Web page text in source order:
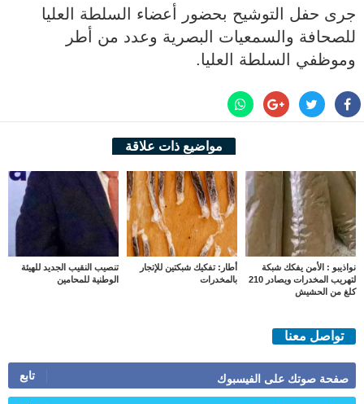
جرى حفل التوشيح بحضور أعضاء السلطة العليا
للصحافة والسمعيات البصرية وعدد من أطر
وموظفي السلطة العليا.
مواضيع ذات علاقة
نواذيبو : الأمن يفكك شبكة
لتهريب المخدرات ويصادر 210
كلغ من الحشيش
أطار: تفكيك شبكتين للإتجار
بالمخدرات
تنصيب النقيب الجديد للهيئة
الوطنية للمحامين
تواصل معنا
صفحة صوتك على الفيسبوك تابع